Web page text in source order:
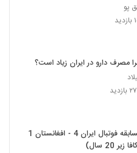
پو
مصرف دارو در ایران زیاد است؟
مسابقه فوتبال ایران 4 - افغانستان 1
زیر 20 سال)